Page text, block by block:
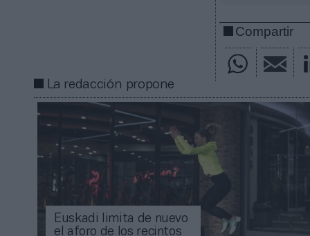
Compartir
La redacción propone
Euskadi limita de nuevo
el aforo de los recintos